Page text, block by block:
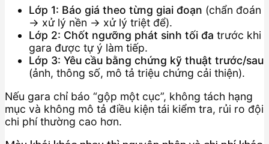
Lớp 1: Báo giá theo từng giai đoạn (chẩn đoán
→ xử lý nền → xử lý triệt để).
Lớp 2: Chốt ngưỡng phát sinh tối đa trước khi
gara được tự ý làm tiếp.
Lớp 3: Yêu cầu bằng chứng kỹ thuật trước/sau
(ảnh, thông số, mô tả triệu chứng cải thiện).
Nếu gara chỉ báo “gộp một cục”, không tách hạng
mục và không mô tả điều kiện tái kiểm tra, rủi ro đội
chi phí thường cao hơn.